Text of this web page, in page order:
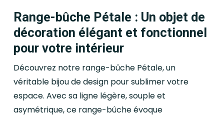
Range-bûche Pétale : Un objet de
décoration élégant et fonctionnel
pour votre intérieur
Découvrez notre range-bûche Pétale, un
véritable bijou de design pour sublimer votre
espace. Avec sa ligne légère, souple et
asymétrique, ce range-bûche évoque